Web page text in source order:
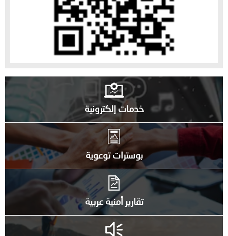
خدمات إلكترونية
بوسترات توعوية
تقارير أمنية عربية